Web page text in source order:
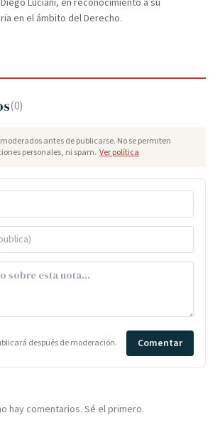
Luciani, en reconocimiento a su
en el ámbito del Derecho.
(0)
antes de publicarse. No se permiten
personales, ni spam. Ver política
después de moderación. Comentar
hay comentarios. Sé el primero.